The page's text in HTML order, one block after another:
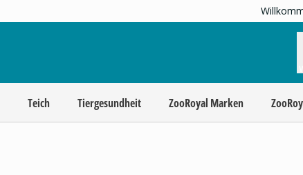
Teich Tiergesundheit ZooRoyal Marken